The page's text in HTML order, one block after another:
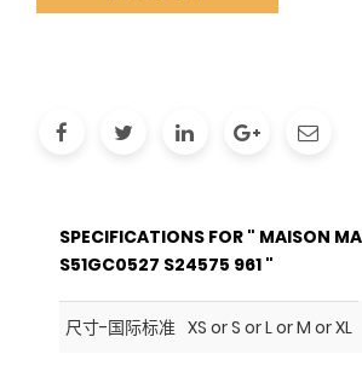
SPECIFICATIONS FOR " MAISON
S51GC0527 S24575 961 "
尺寸-国际标准 XS or S or L or M or XL